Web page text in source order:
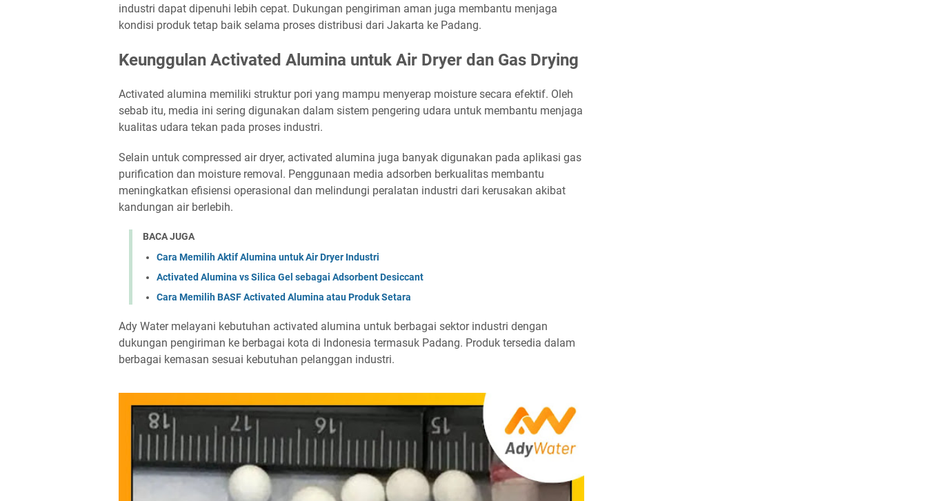
industri dapat dipenuhi lebih cepat. Dukungan pengiriman aman juga membantu menjaga
kondisi produk tetap baik selama proses distribusi dari Jakarta ke Padang.
Keunggulan Activated Alumina untuk Air Dryer dan Gas Drying
Activated alumina memiliki struktur pori yang mampu menyerap moisture secara efektif. Oleh
sebab itu, media ini sering digunakan dalam sistem pengering udara untuk membantu menjaga
kualitas udara tekan pada proses industri.
Selain untuk compressed air dryer, activated alumina juga banyak digunakan pada aplikasi gas
purification dan moisture removal. Penggunaan media adsorben berkualitas membantu
meningkatkan efisiensi operasional dan melindungi peralatan industri dari kerusakan akibat
kandungan air berlebih.
BACA JUGA
Cara Memilih Aktif Alumina untuk Air Dryer Industri
Activated Alumina vs Silica Gel sebagai Adsorbent Desiccant
Cara Memilih BASF Activated Alumina atau Produk Setara
Ady Water melayani kebutuhan activated alumina untuk berbagai sektor industri dengan
dukungan pengiriman ke berbagai kota di Indonesia termasuk Padang. Produk tersedia dalam
berbagai kemasan sesuai kebutuhan pelanggan industri.